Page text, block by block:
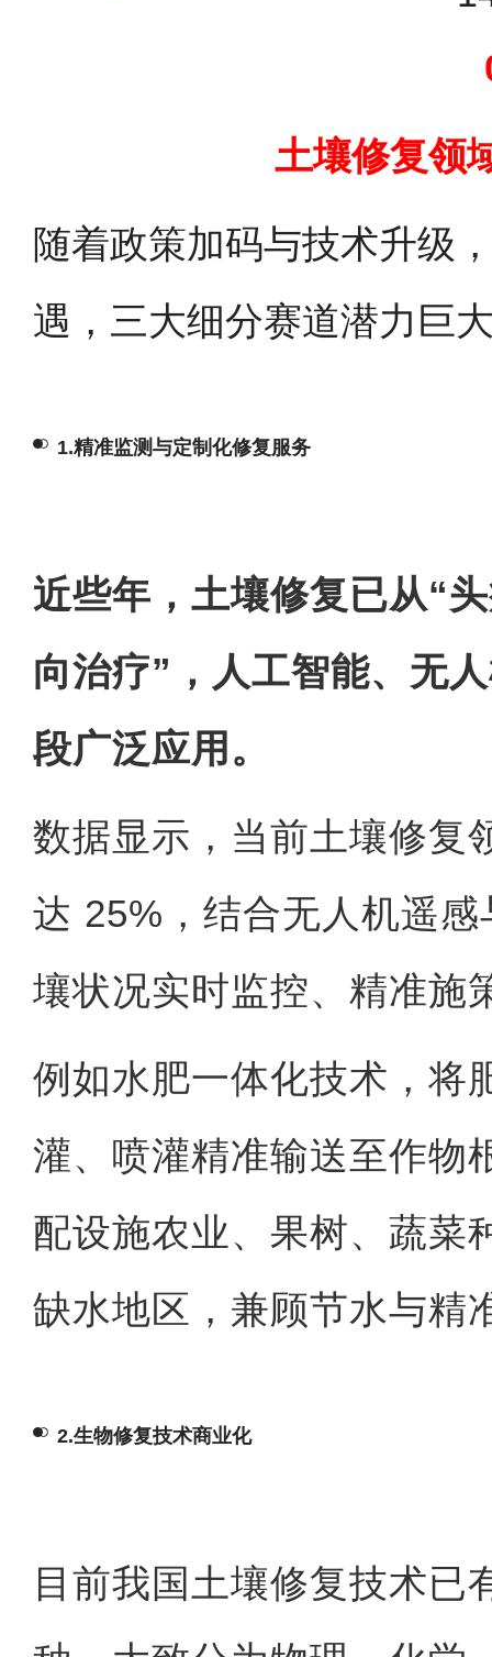
土壤修复领
随着政策加码与技术升级
遇，三大细分赛道潜力巨
1.精准监测与定制化修复服务
近些年，土壤修复已从“
向治疗”，人工智能、无
段广泛应用。
数据显示，当前土壤修复
达 25%，结合无人机遥
壤状况实时监控、精准施
例如水肥一体化技术 ，将
灌、喷灌精准输送至作物
配设施农业、果树、蔬菜
缺水地区，兼顾节水与精
2.生物修复技术商业化
目前我国 土壤修复技术已